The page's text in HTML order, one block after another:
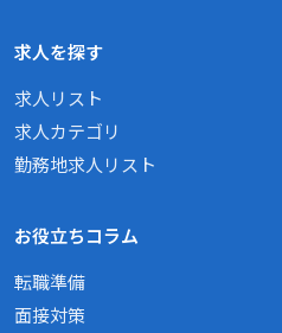
求人を探す
求人リスト
求人カテゴリ
勤務地求人リスト
お役立ちコラム
転職準備
面接対策